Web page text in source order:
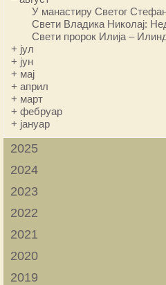
У манастиру Светог
Свети Владика Николај:
Свети пророк Илија –
+ јул
+ јун
+ мај
+ април
+ март
+ фебруар
+ јануар
2025
2024
2023
2022
2021
2020
2019